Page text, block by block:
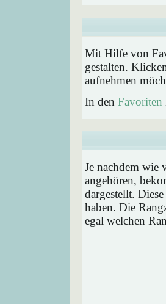
Mit Hilfe von
gestalten.
aufnehmen
In den Favoriten
Je nachdem wie
angehören,
dargestellt.
haben. Die
egal welchen